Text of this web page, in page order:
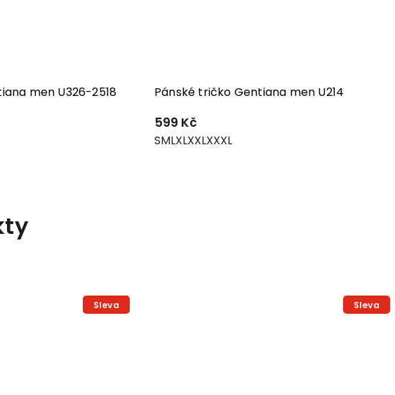
men U326-2518 Pánské tričko Gentiana men U214
599 Kč
SMLXLXXLXXXL
Sleva Sleva